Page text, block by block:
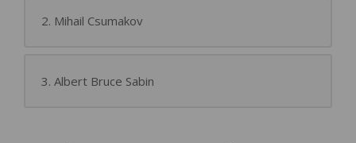
2. Mihail Csumakov
3. Albert Bruce Sabin